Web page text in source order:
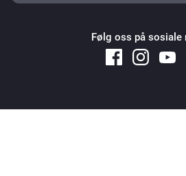
Følg oss på sosiale